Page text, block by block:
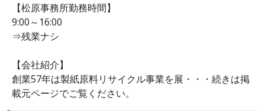
【松原事務所勤務時間】
9:00～16:00
⇒残業ナシ
【会社紹介】
創業57年は製紙原料リサイクル事業を展・・・続きは掲
載元ページでご覧ください。